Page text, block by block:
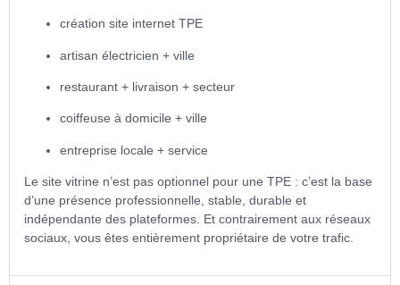
création site internet TPE
artisan électricien + ville
restaurant + livraison + secteur
coiffeuse à domicile + ville
entreprise locale + service
Le site vitrine n’est pas optionnel pour une TPE : c’est la base
d’une présence professionnelle, stable, durable et
indépendante des plateformes. Et contrairement aux réseaux
sociaux, vous êtes entièrement propriétaire de votre trafic.